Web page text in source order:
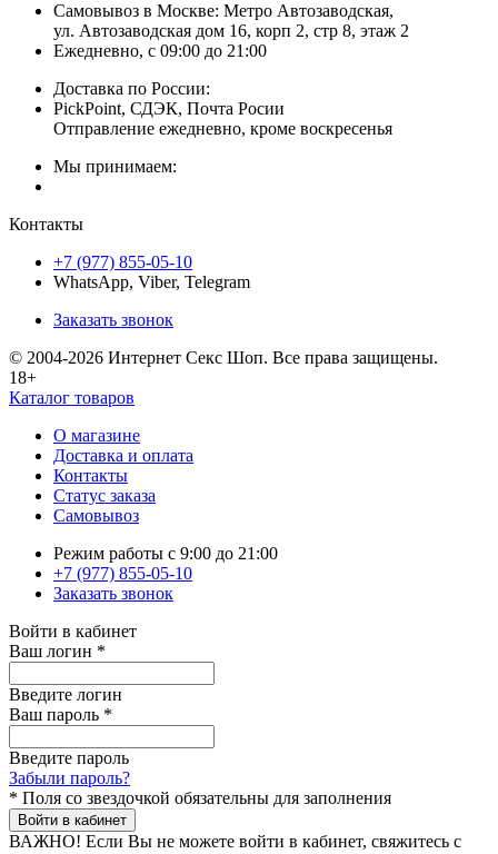
Самовывоз в Москве: Метро Автозаводская,
ул. Автозаводская дом 16, корп 2, стр 8, этаж 2
Ежедневно, с 09:00 до 21:00
Доставка по России:
PickPoint, СДЭК, Почта Росии
Отправление ежедневно, кроме воскресенья
Мы принимаем:
Контакты
+7 (977) 855-05-10
WhatsApp, Viber, Telegram
Заказать звонок
© 2004-2026 Интернет Секс Шоп. Все права защищены.
18+
Каталог товаров
О магазине
Доставка и оплата
Контакты
Статус заказа
Самовывоз
Режим работы с 9:00 до 21:00
+7 (977) 855-05-10
Заказать звонок
Войти в кабинет
Ваш логин *
Введите логин
Ваш пароль *
Введите пароль
Забыли пароль?
* Поля со звездочкой обязательны для заполнения
Войти в кабинет
ВАЖНО! Если Вы не можете войти в кабинет, свяжитесь с